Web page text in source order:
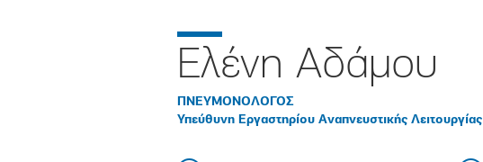
Ελένη Αδάμου
ΠΝΕΥΜΟΝΟΛΟΓΟΣ
Υπεύθυνη Εργαστηρίου Αναπνευστικής Λειτουργίας